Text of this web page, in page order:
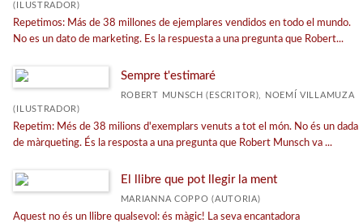
(ILUSTRADOR)
Repetimos: Más de 38 millones de ejemplares vendidos en todo el mundo.
No es un dato de marketing. Es la respuesta a una pregunta que Robert...
Sempre t'estimaré
ROBERT MUNSCH (ESCRITOR), NOEMÍ VILLAMUZA
(ILUSTRADOR)
Repetim: Més de 38 milions d'exemplars venuts a tot el món. No és un dada
de màrqueting. És la resposta a una pregunta que Robert Munsch va ...
El llibre que pot llegir la ment
MARIANNA COPPO (AUTORIA)
Aquest no és un llibre qualsevol: és màgic! La seva encantadora